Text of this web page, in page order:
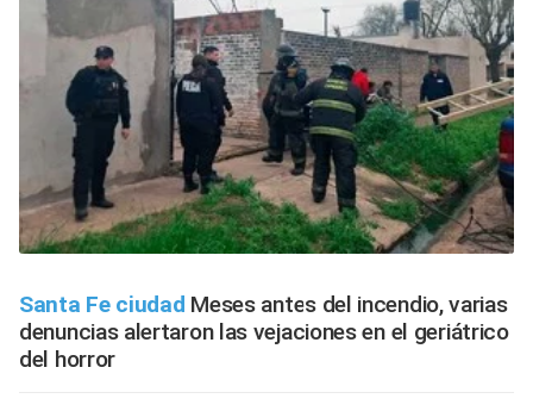
Santa Fe ciudad Meses antes del incendio, varias
denuncias alertaron las vejaciones en el geriátrico
del horror